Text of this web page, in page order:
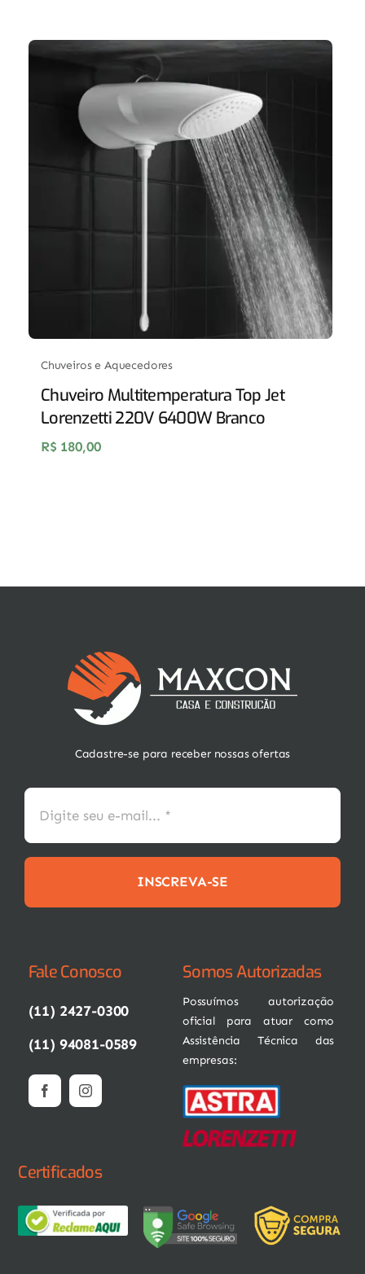
Chuveiros e Aquecedores
Chuveiro Multitemperatura Top Jet
Lorenzetti 220V 6400W Branco
R$ 180,00
Cadastre-se para receber nossas ofertas
INSCREVA-SE
Fale Conosco
(11) 2427-0300
(11) 94081-0589
Somos Autorizadas
Possuímos autorização
oficial para atuar como
Assistência Técnica das
empresas:
Certificados